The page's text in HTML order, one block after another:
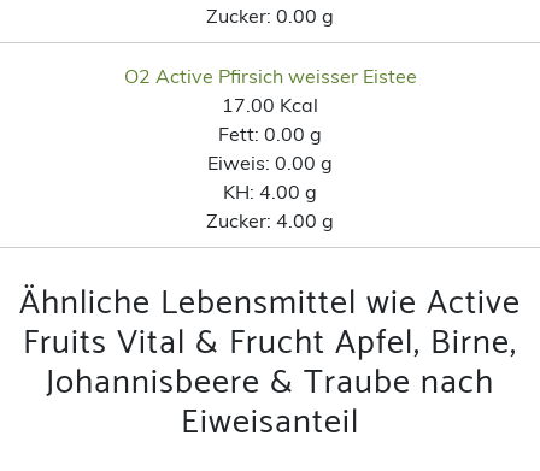
Zucker: 0.00 g
O2 Active Pfirsich weisser Eistee
17.00 Kcal
Fett: 0.00 g
Eiweis: 0.00 g
KH: 4.00 g
Zucker: 4.00 g
Ähnliche Lebensmittel wie Active
Fruits Vital & Frucht Apfel, Birne,
Johannisbeere & Traube nach
Eiweisanteil